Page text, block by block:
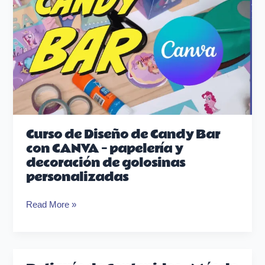
Curso de Diseño de Candy Bar
con CANVA – papelería y
decoración de golosinas
personalizadas
papelería
y
decoración
de
golosinas
personalizadas
Read More »